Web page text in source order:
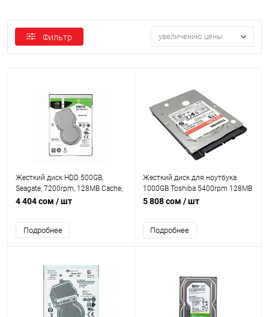
Фильтр увеличению цены
Жесткий диск HDD 500GB,
Seagate, 7200rpm, 128MB Cache,
SATA600, NCQ [ST500LM034]
4 404 сом / шт
Подробнее
Жесткий диск для ноутбука
1000GB Toshiba 5400rpm 128MB
SATA300 [MQ04ABF100] OEM
5 808 сом / шт
Подробнее